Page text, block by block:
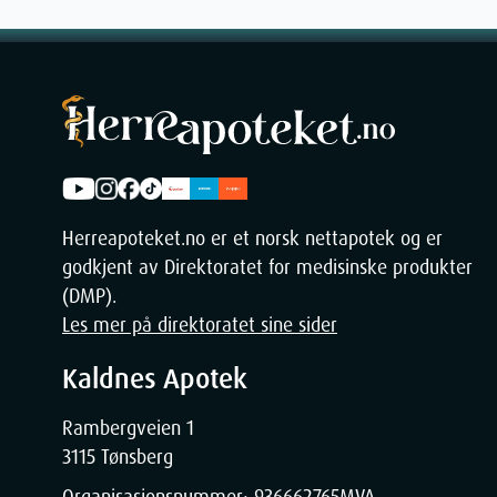
Depth
Herreapoteket.no er et norsk nettapotek og er
godkjent av Direktoratet for medisinske produkter
(DMP).
Les mer på direktoratet sine sider
Kaldnes Apotek
Rambergveien 1
3115 Tønsberg